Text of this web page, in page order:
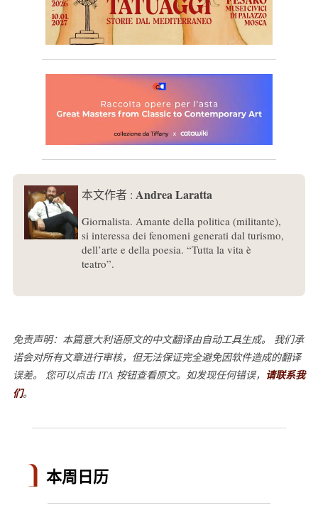
本文作者 : Andrea Laratta
Giornalista. Amante della politica (militante),
si interessa dei fenomeni generati dal turismo,
dell’arte e della poesia. “Tutta la vita è
teatro”.
免责声明：本篇意大利语原文的中文翻译由自动工具生成。 我们承
诺会对所有文章进行审核，但无法保证完全避免因软件造成的翻译
误差。 您可以点击 ITA 按钮查看原文。如发现任何错误， 请联系我
们。
本周日历